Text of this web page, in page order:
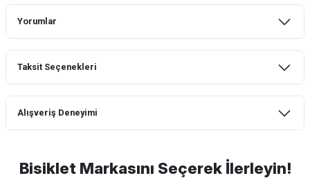
Yorumlar
Taksit Seçenekleri
Alışveriş Deneyimi
lastik yanak kısmından 3cm yarıldı ama
normal sürüşe uygun
Bisiklet Markasını Seçerek İlerleyin!